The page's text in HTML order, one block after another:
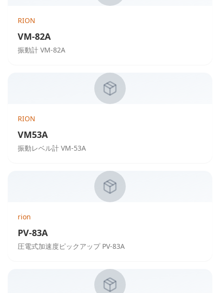
RION
VM-82A
振動計 VM-82A
RION
VM53A
振動レベル計 VM-53A
rion
PV-83A
圧電式加速度ピックアップ PV-83A